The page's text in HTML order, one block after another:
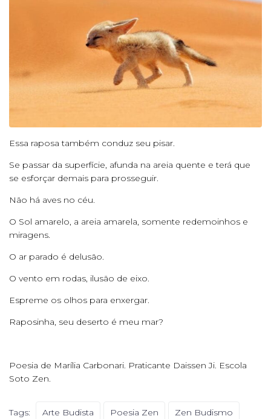
Essa raposa também conduz seu pisar.
Se passar da superfície, afunda na areia quente e terá que
se esforçar demais para prosseguir.
Não há aves no céu.
O Sol amarelo, a areia amarela, somente redemoinhos e
miragens.
O ar parado é delusão.
O vento em rodas, ilusão de eixo.
Espreme os olhos para enxergar.
Raposinha, seu deserto é meu mar?
Poesia de Marília Carbonari. Praticante Daissen Ji. Escola
Soto Zen.
Tags: Arte Budista Poesia Zen Zen Budismo